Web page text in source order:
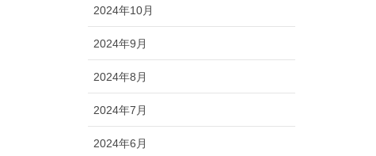
2024年10月
2024年9月
2024年8月
2024年7月
2024年6月